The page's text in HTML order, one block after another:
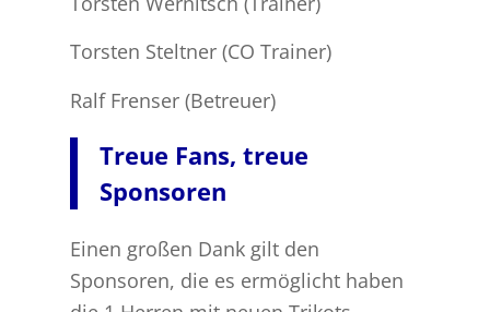
Torsten Steltner (CO Trainer)
Ralf Frenser (Betreuer)
Treue Fans, treue
Sponsoren
Einen großen Dank gilt den
Sponsoren, die es ermöglicht haben